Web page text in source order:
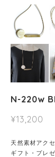
N-220w
¥13,200
天然素材アク
ギフト・プレ